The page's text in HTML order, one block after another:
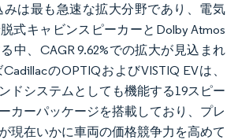
みは最も急速な拡大分野であり、電気
式キャビンスピーカーとDolby Atmos
中、CAGR 9.62%での拡大が見込まれ
のOPTIQおよびVISTIQ EVは、
ドシステムとしても機能する19スピー
カーパッケージを搭載しており、プレ
現在いかに車両の価格競争力を高めて